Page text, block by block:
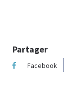
Partager
Facebook